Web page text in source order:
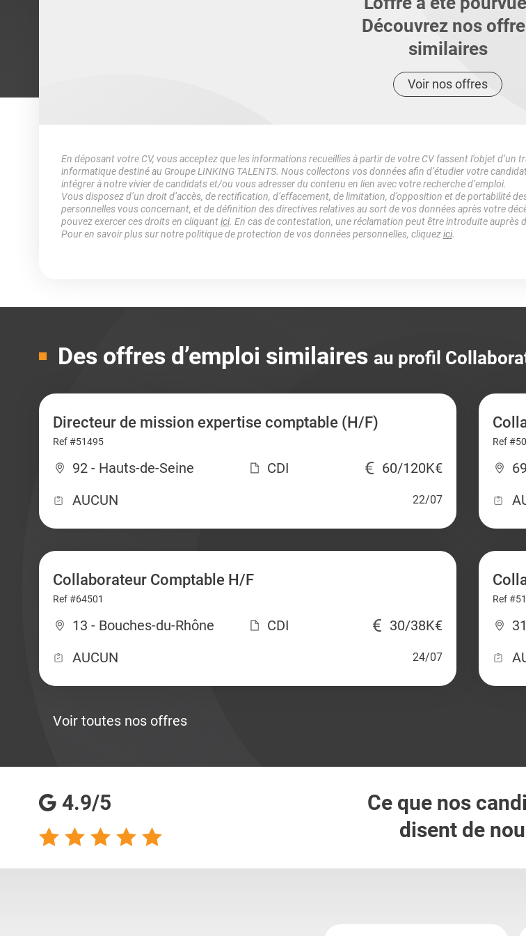
Découvrez nos
similaires
Voir nos offres
En déposant votre CV, vous acceptez que les informations recueillies à partir de votre CV fassent l’objet d’un
informatique destiné au Groupe LINKING TALENTS. Nous collectons vos données afin d’étudier votre
intégrer à notre vivier de candidats et/ou vous adresser du contenu en lien avec votre recherche d’emploi.
Vous disposez d’un droit d’accès, de rectification, d’effacement, de limitation, d’opposition et de portabilité
personnelles vous concernant, et de définition des directives relatives au sort de vos données après votre
pouvez exercer ces droits en cliquantici. En cas de contestation, une réclamation peut être introduite auprès
Pour en savoir plus sur notre politique de protection de vos données personnelles, cliquezici.
Des offres d’emploi similaires au profil
Directeur de mission expertise comptable (H/F)
Ref #51495
92 - Hauts-de-Seine CDI
60/120K€
AUCUN
22/07
Ref
Collaborateur Comptable H/F
Ref #64501
13 - Bouches-du-Rhône CDI
30/38K€
AUCUN
24/07
Ref
Voir toutes nos offres
4.9/5
Ce que nos
disent de